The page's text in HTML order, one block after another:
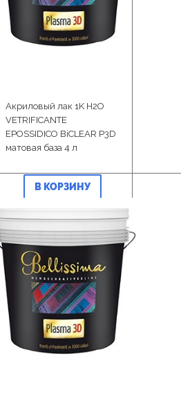
Акриловый лак 1K H2O
VETRIFICANTE
EPOSSIDICO BiCLEAR P3D
матовая база 4 л
В КОРЗИНУ